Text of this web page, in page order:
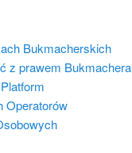
Bukmacherskich
z prawem Bukmachera
Operatorów